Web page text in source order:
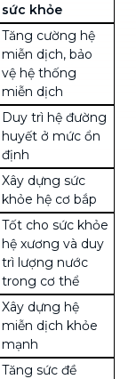
sức khỏe
Tăng cường hệ
miễn dịch, bảo
vệ hệ thống
miễn dịch
Duy trì hệ đường
huyết ở mức ổn
định
Xây dựng sức
khỏe hệ cơ bắp
Tốt cho sức khỏe
hệ xương và duy
trì lượng nước
trong cơ thể
Xây dựng hệ
miễn dịch khỏe
mạnh
Tăng sức đề